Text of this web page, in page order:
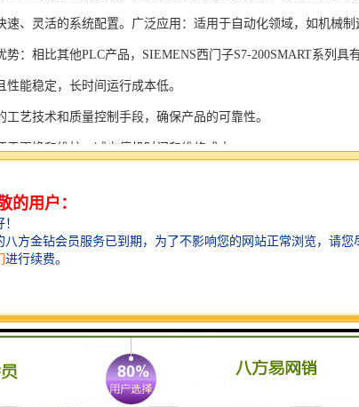
速、灵活的系统配置。广泛应用：适用于自动化领域，如机械
：相比其他PLC产品，SIEMENS西门子S7-200SMART系列具
能稳定，长时间运行成本低。
工艺技术和质量控制手段，确保产品的可靠性。
于更换和维护，减少停机时间和维修成本。
编程模式可选，满足不同用户的个性化要求。
件工具和技术支持，可快速部署系统，缩短项目周期。
机电领域内有着到的见解。无论是提供技术咨询，还是进行技
S7-300系列产品是一系列高可靠性、高性能的工控设备，旨
300系列产品具有以下突出特点：
300系列产品设计特，可根据客户需求灵活配置输入输出模块，满